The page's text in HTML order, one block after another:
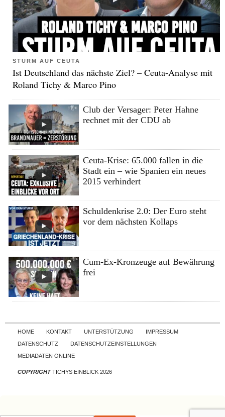
STURM AUF CEUTA
Ist Deutschland das nächste Ziel? – Ceuta-Analyse mit
Roland Tichy & Marco Pino
Club der Versager: Peter Hahne
rechnet mit der CDU ab
Ceuta-Krise: 65.000 fallen in die
Stadt ein – wie Spanien ein neues
2015 verhindert
Schuldenkrise 2.0: Der Euro steht
vor dem nächsten Kollaps
Cum-Ex-Kronzeuge auf Bewährung
frei
Skip to content
HOME KONTAKT UNTERSTÜTZUNG
IMPRESSUM
DATENSCHUTZ
DATENSCHUTZEINSTELLUNGEN
MEDIADATEN ONLINE
COPYRIGHTTICHYS EINBLICK 2026